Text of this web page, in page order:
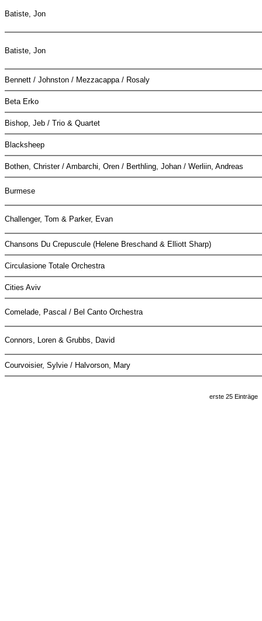
Batiste, Jon
Batiste, Jon
Bennett / Johnston / Mezzacappa / Rosaly
Beta Erko
Bishop, Jeb / Trio & Quartet
Blacksheep
Bothen, Christer / Ambarchi, Oren / Berthling, Johan / Werliin, Andreas
Burmese
Challenger, Tom & Parker, Evan
Chansons Du Crepuscule (Helene Breschand & Elliott Sharp)
Circulasione Totale Orchestra
Cities Aviv
Comelade, Pascal / Bel Canto Orchestra
Connors, Loren & Grubbs, David
Courvoisier, Sylvie / Halvorson, Mary
erste 25 Einträge